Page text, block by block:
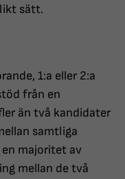
sätt.
1:a eller 2:a
från en
än två kandidater
samtliga
en majoritet av
mellan de två